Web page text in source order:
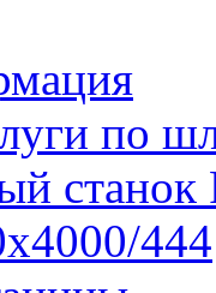
по
444